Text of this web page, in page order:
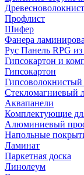
Профлист
Шифер
Фанера
Рус Панель RPG
Гипсокартон и
Гипсокартон
Стекломагниевый
Аквапанели
Комплектующие
Алюминиевый
Напольные
Ламинат
Паркетная доска
Линолеум